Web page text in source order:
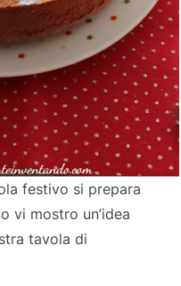
festivo si prepara
vi mostro un’idea
tavola di